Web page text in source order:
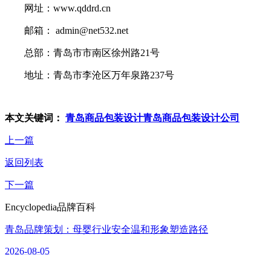
网址：www.qddrd.cn
邮箱： admin@net532.net
总部：青岛市市南区徐州路21号
地址：青岛市李沧区万年泉路237号
本文关键词： 青岛商品包装设计青岛商品包装设计公司
上一篇
返回列表
下一篇
Encyclopedia品牌百科
青岛品牌策划：母婴行业安全温和形象塑造路径
2026-08-05